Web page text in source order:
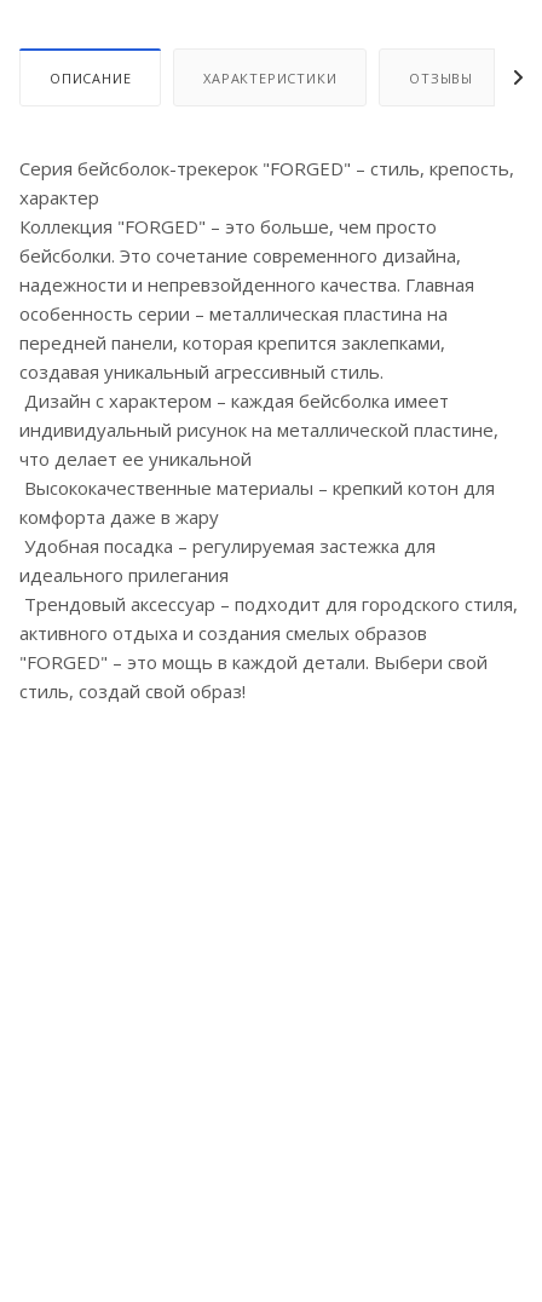
ОПИСАНИЕ ХАРАКТЕРИСТИКИ ОТЗЫВЫ
Серия бейсболок-трекерок "FORGED" – стиль, крепость,
характер
Коллекция "FORGED" – это больше, чем просто
бейсболки. Это сочетание современного дизайна,
надежности и непревзойденного качества. Главная
особенность серии – металлическая пластина на
передней панели, которая крепится заклепками,
создавая уникальный агрессивный стиль.
Дизайн с характером – каждая бейсболка имеет
индивидуальный рисунок на металлической пластине,
что делает ее уникальной
Высококачественные материалы – крепкий котон для
комфорта даже в жару
Удобная посадка – регулируемая застежка для
идеального прилегания
Трендовый аксессуар – подходит для городского стиля,
активного отдыха и создания смелых образов
"FORGED" – это мощь в каждой детали. Выбери свой
стиль, создай свой образ!